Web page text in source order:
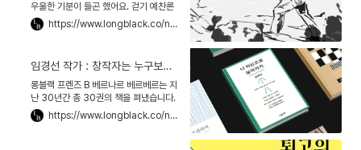
우울한 기분이 들곤 했어요. 걷기 예찬론
자인 L이 맞장구를 치며 “비 때문에 산책
을 못 해서 그럴 것이다”고 하는 거예
https://www.longblack.co/note/773
임경선 작가 : 창작자는 누구보다, 자기 자신과 사이가 좋아야 한다
롱블랙 프렌즈 B 베르나르 베르베르는 지
난 30년간 총 30권의 책을 펴냈습니다.
무라카미 하루키는 지난 44년간 총 52
권을 써냈죠. 매년 한두 권의 책을 써낸다
https://www.longblack.co/note/766